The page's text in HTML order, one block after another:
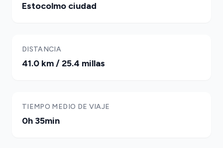
Estocolmo ciudad
DISTANCIA
41.0 km / 25.4 millas
TIEMPO MEDIO DE VIAJE
0h 35min